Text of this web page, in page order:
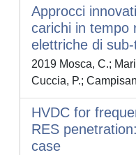
Approcci
carichi in tempo
elettriche di
2019 Mosca, C.;
Cuccia, P.;
HVDC for
RES
case